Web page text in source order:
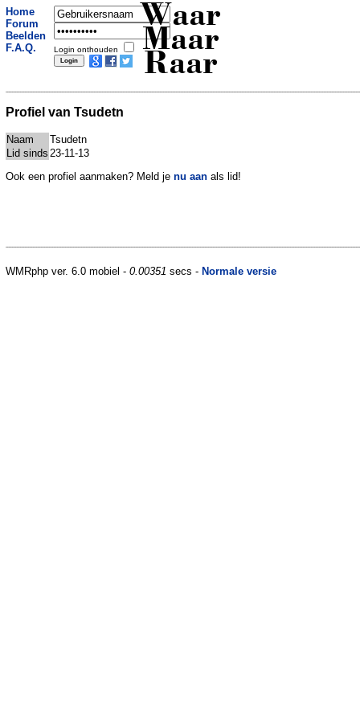
Home
Forum
Beelden
F.A.Q.
Login onthouden
Waar
Maar
Raar
Profiel van Tsudetn
Naam
Tsudetn
Lid sinds 23-11-13
Ook een profiel aanmaken? Meld je nu aan als lid!
WMRphp ver. 6.0 mobiel - 0.00351 secs - Normale versie